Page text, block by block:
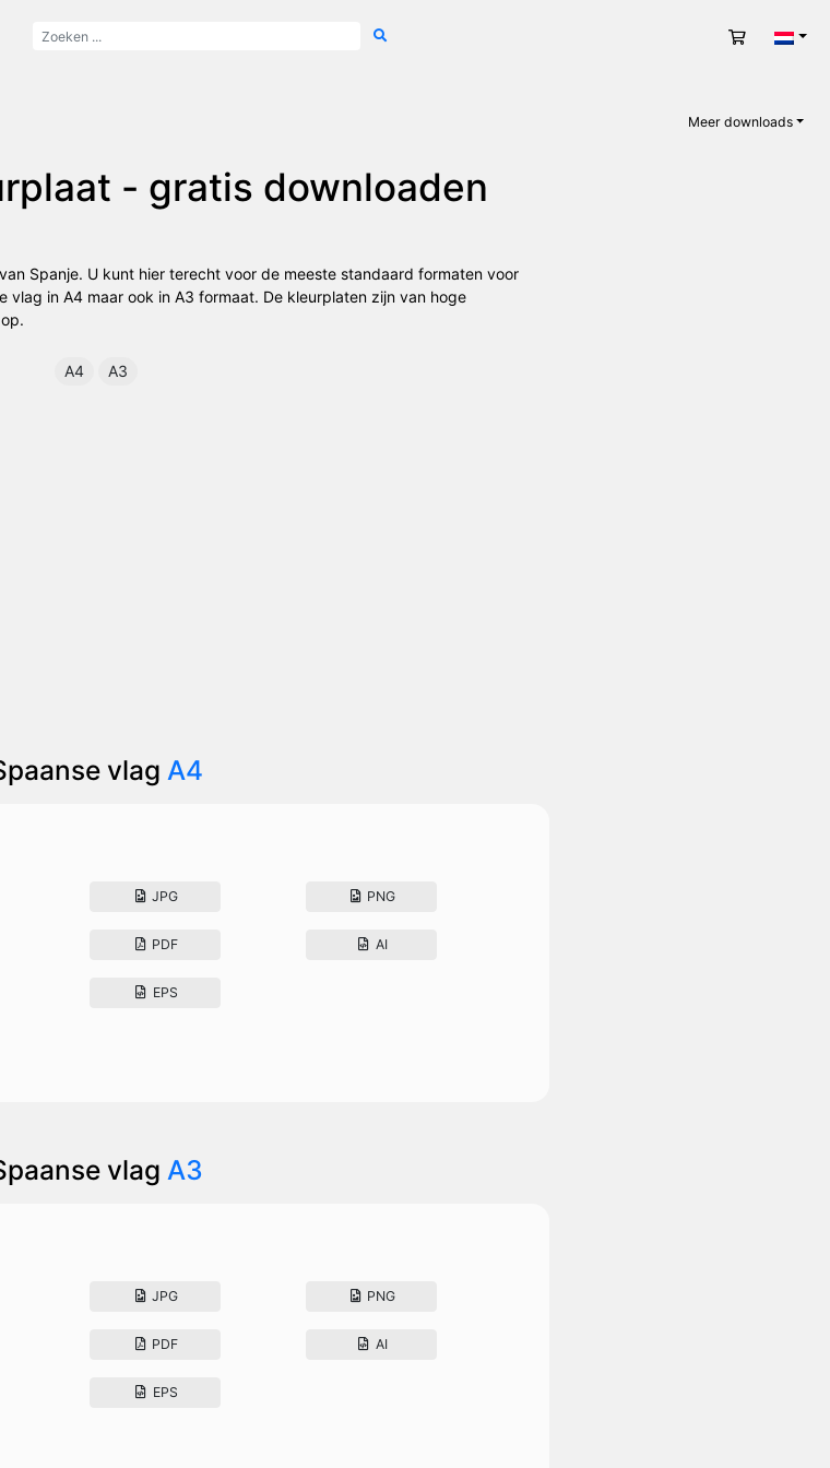
Meer downloads
- gratis downloaden
Spanje. U kunt hier terecht voor de meeste standaard formaten voor
vlag in A4 maar ook in A3 formaat. De kleurplaten zijn van hoge
A4 A3
vlag A4
JPG PNG
PDF AI
EPS
vlag A3
JPG PNG
PDF AI
EPS